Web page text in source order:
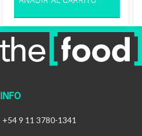
INFO
+54 9 11 3780-1341